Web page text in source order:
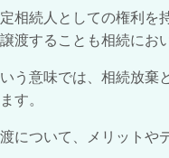
相続人としての権利を
渡することも相続にお
う意味では、相続放
す。
について、メリット